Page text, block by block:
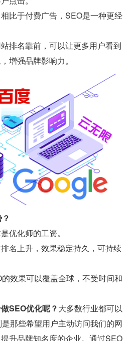
相比于付费广告，SEO是一种更经
排名靠前，可以让更多用户看到
增强品牌影响力。
优化师的工资。
名上升，效果稳定持久，可持续
效果可以覆盖全球，不受时间和
SEO优化呢？大多数行业都可以
那些希望用户主动访问我们的网
升品牌知名度的企业。通过SEO